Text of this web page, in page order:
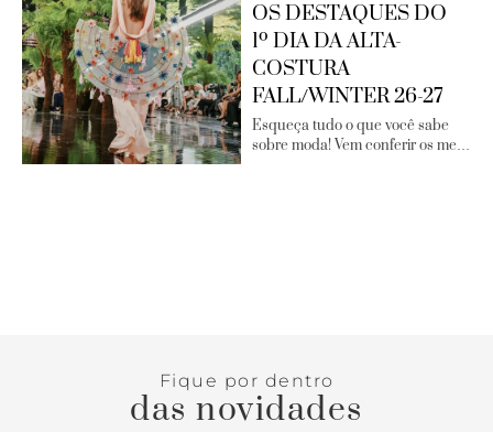
OS DESTAQUES DO
1º DIA DA ALTA-
COSTURA
FALL/WINTER 26-27
Esqueça tudo o que você sabe
sobre moda! Vem conferir os me…
Fique por dentro
das novidades